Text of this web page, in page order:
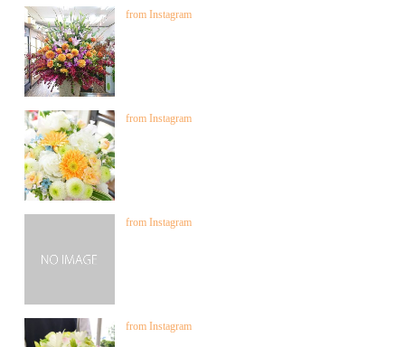
from Instagram
from Instagram
from Instagram
from Instagram